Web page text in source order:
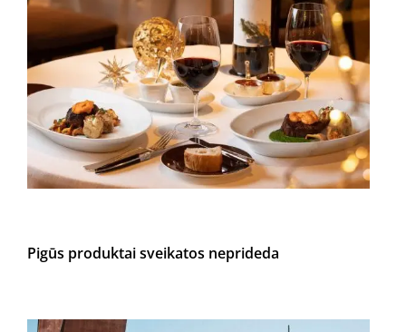
Pigūs produktai sveikatos neprideda